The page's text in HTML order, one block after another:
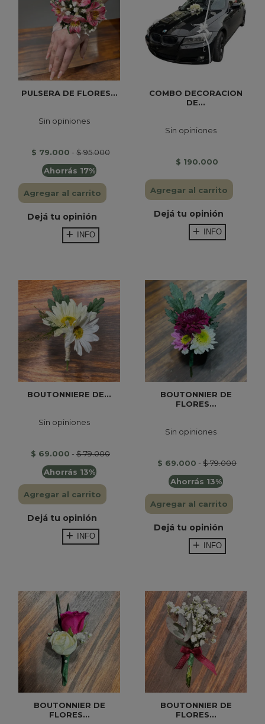
PULSERA DE FLORES...
Sin opiniones
$ 79.000 -$ 95.000
Ahorrás 17%
Agregar al carrito
Dejá tu opinión
INFO
COMBO DECORACION
DE...
Sin opiniones
$ 190.000
Agregar al carrito
Dejá tu opinión
INFO
BOUTONNIERE DE...
Sin opiniones
$ 69.000 - $ 79.000
Ahorrás 13%
Agregar al carrito
Dejá tu opinión
INFO
BOUTONNIER DE
FLORES...
Sin opiniones
$ 69.000 - $ 79.000
Ahorrás 13%
Agregar al carrito
Dejá tu opinión
INFO
BOUTONNIER DE
FLORES...
BOUTONNIER DE
FLORES...